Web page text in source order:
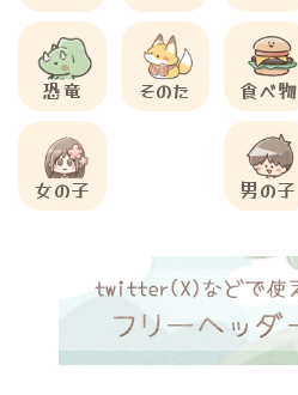
恐竜 そのた 食べ物
女の子 男の子